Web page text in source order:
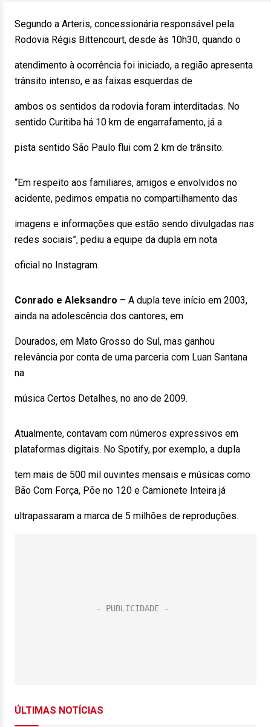
Segundo a Arteris, concessionária responsável pela
Rodovia Régis Bittencourt, desde às 10h30, quando o
atendimento à ocorrência foi iniciado, a região apresenta
trânsito intenso, e as faixas esquerdas de
ambos os sentidos da rodovia foram interditadas. No
sentido Curitiba há 10 km de engarrafamento, já a
pista sentido São Paulo flui com 2 km de trânsito.
“Em respeito aos familiares, amigos e envolvidos no
acidente, pedimos empatia no compartilhamento das
imagens e informações que estão sendo divulgadas nas
redes sociais”, pediu a equipe da dupla em nota
oficial no Instagram.
Conrado e Aleksandro – A dupla teve início em 2003,
ainda na adolescência dos cantores, em
Dourados, em Mato Grosso do Sul, mas ganhou
relevância por conta de uma parceria com Luan Santana
na
música Certos Detalhes, no ano de 2009.
Atualmente, contavam com números expressivos em
plataformas digitais. No Spotify, por exemplo, a dupla
tem mais de 500 mil ouvintes mensais e músicas como
Bão Com Força, Põe no 120 e Camionete Inteira já
ultrapassaram a marca de 5 milhões de reproduções.